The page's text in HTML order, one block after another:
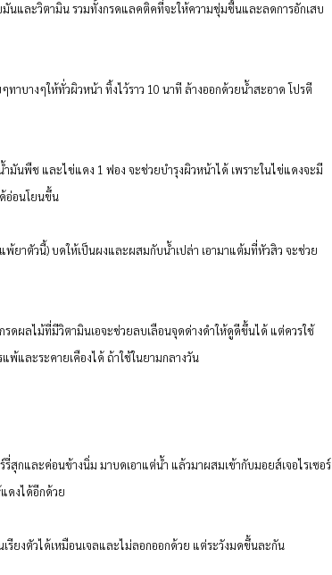
นและวิตามิน รวมทั้งกรดแลคติคที่จะให้ความชุ่มชื้นและลดการอักเสบ
าบางๆให้ทั่วผิวหน้า ทิ้งไว้ราว 10 นาที ล้างออกด้วยน้ำสะอาด โปรตี
มันพืช และไข่แดง 1 ฟอง จะช่วยบำรุงผิวหน้าได้ เพราะในไข่แดงจะมี
อ่อนโยนขึ้น
ยาตัวนี้) บดให้เป็นผงและผสมกับน้ำเปล่า เอามาแต้มที่หัวสิว จะช่วย
ดผลไม้ที่มีวิตามินเอจะช่วยลบเลือนจุดด่างดำให้ดูดีขึ้นได้ แต่ควรใช้
พ้และระคายเคืองได้ ถ้าใช้ในยามกลางวัน
กและค่อนข้างนิ่ม มาบดเอาแต่น้ำ แล้วมาผสมเข้ากับมอยส์เจอไรเซอร์
ดงได้อีกด้วย
รียงตัวได้เหมือนเจลและไม่ลอกออกด้วย แต่ระวังมดขึ้นละกัน